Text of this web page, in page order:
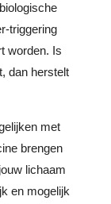
triggering
worden. Is
dan herstelt
met
brengen
lichaam
en mogelijk